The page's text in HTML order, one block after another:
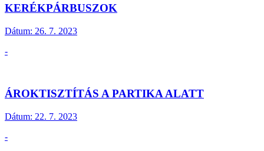
KERÉKPÁRBUSZOK
Dátum: 26. 7. 2023
-
ÁROKTISZTÍTÁS A PARTIKA ALATT
Dátum: 22. 7. 2023
-